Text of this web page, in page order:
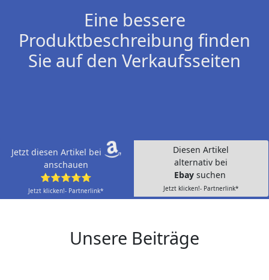
Eine bessere
Produktbeschreibung finden
Sie auf den Verkaufsseiten
Jetzt diesen Artikel bei
anschauen
⭐⭐⭐⭐⭐
Jetzt klicken!- Partnerlink*
Diesen Artikel
alternativ bei
Ebay suchen
Jetzt klicken!- Partnerlink*
Unsere Beiträge